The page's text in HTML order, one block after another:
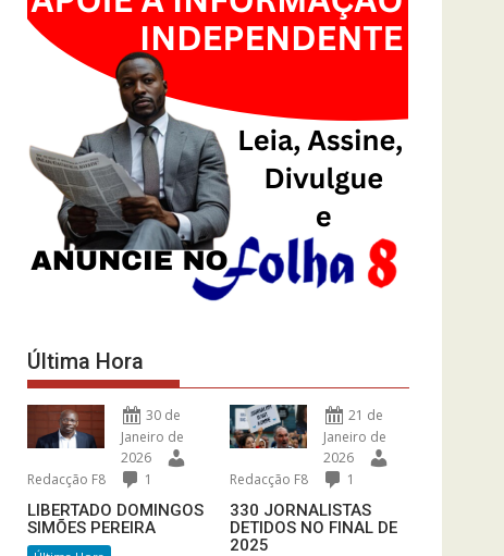
Última Hora
30 de
Janeiro de
2026
Redacção F8
1
LIBERTADO DOMINGOS
SIMÕES PEREIRA
21 de
Janeiro de
2026
Redacção F8
1
330 JORNALISTAS
DETIDOS NO FINAL DE
2025